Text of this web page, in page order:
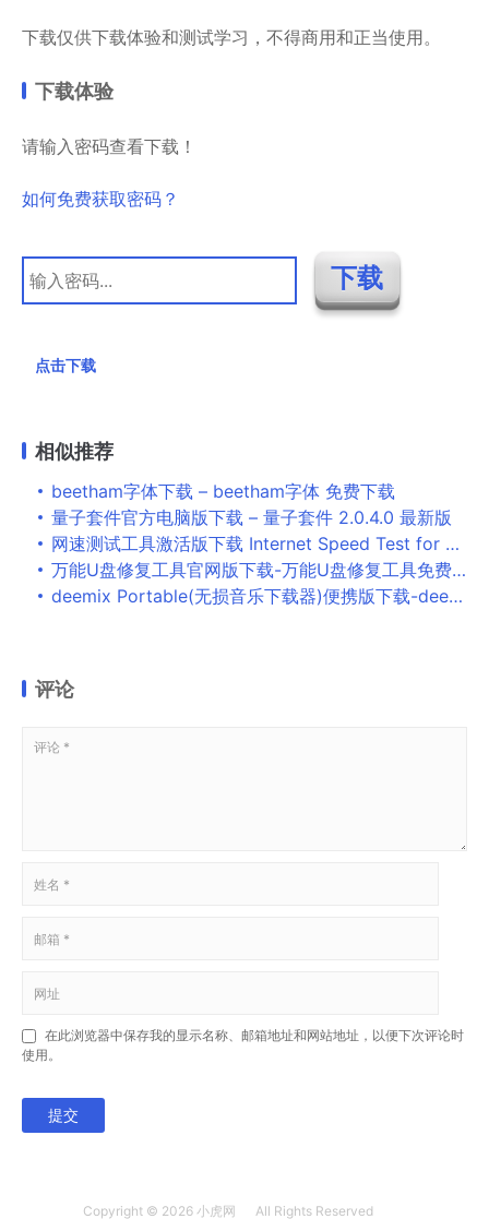
下载仅供下载体验和测试学习，不得商用和正当使用。
下载体验
请输入密码查看下载！
如何免费获取密码？
点击下载
相似推荐
beetham字体下载 – beetham字体 免费下载
量子套件官方电脑版下载 – 量子套件 2.0.4.0 最新版
网速测试工具激活版下载 Internet Speed Test for Mac 网速测试工具 3.7 苹果特别版
万能U盘修复工具官网版下载-万能U盘修复工具免费版下载
deemix Portable(无损音乐下载器)便携版下载-deemix Portable免费版下载
评论
在此浏览器中保存我的显示名称、邮箱地址和网站地址，以便下次评论时
使用。
提交
Copyright © 2026 小虎网 All Rights Reserved